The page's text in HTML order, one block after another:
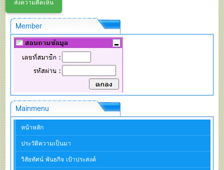
Member
Mainmenu
หน้าหลัก
ประวัติความเป็นมา
วิสัยทัศน์ พันธกิจ เป้าประสงค์